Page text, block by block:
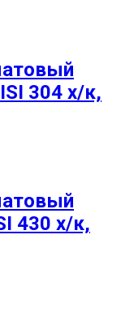
304 х/к,
430 х/к,